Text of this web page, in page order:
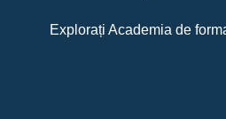
Explorați Academia de